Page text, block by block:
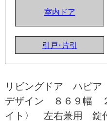
室内ドア
引戸･片引
リビングドア ハピ
デザイン ８６９幅
イト〉 左右兼用 錠